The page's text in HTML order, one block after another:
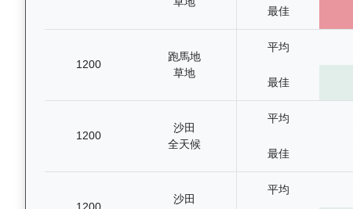
最佳
1200
跑馬地
草地
平均
最佳
1200
沙田
全天候
平均
最佳
沙田
平均